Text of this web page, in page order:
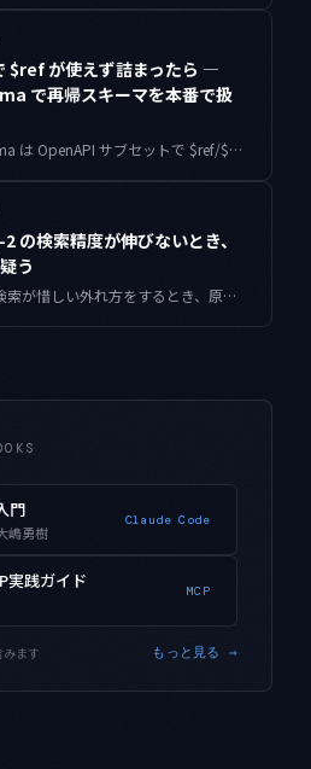
が使えず詰まったら —
で再帰スキーマを本番で扱
Gemini の responseSchema は OpenAPI サブセットで $ref/$defs が使えず、共有定義も再帰も表現できません。responseJsonSchema へ移行し、多言語フィールドの再利用とカテゴリ木の再帰を本番で扱う実装をまとめました。
検索精度が伸びないとき、
う
gemini-embedding-2 の検索が惜しい外れ方をするとき、原因は task_type の指定漏れや不一致であることが多いです。ドキュメントとクエリで用途を揃え、再現率を取り戻す実装と検証手順をまとめました。
門
嶋勇樹
Claude Code
実践ガイド MCP
ます もっと見る →